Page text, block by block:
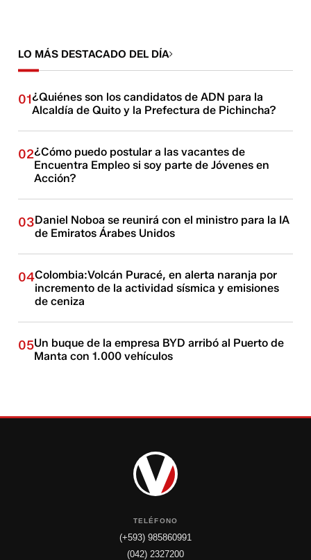
LO MÁS DESTACADO DEL DÍA
01¿Quiénes son los candidatos de ADN para la
Alcaldía de Quito y la Prefectura de Pichincha?
02¿Cómo puedo postular a las vacantes de
Encuentra Empleo si soy parte de Jóvenes en
Acción?
03Daniel Noboa se reunirá con el ministro para la IA
de Emiratos Árabes Unidos
04Colombia:Volcán Puracé, en alerta naranja por
incremento de la actividad sísmica y emisiones
de ceniza
05Un buque de la empresa BYD arribó al Puerto de
Manta con 1.000 vehículos
TELÉFONO
(+593) 985860991
(042) 2327200